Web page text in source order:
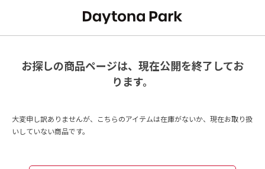
お探しの商品ページは、現在公開を終了してお
ります。
大変申し訳ありませんが、こちらのアイテムは在庫がないか、現在お取り扱
いしていない商品です。